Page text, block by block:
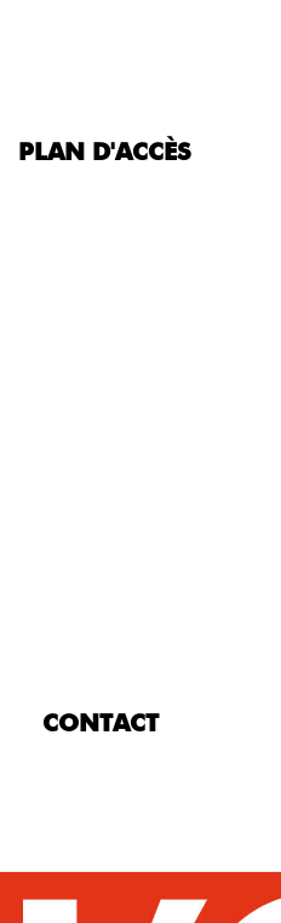
PLAN D'ACCÈS
CONTACT